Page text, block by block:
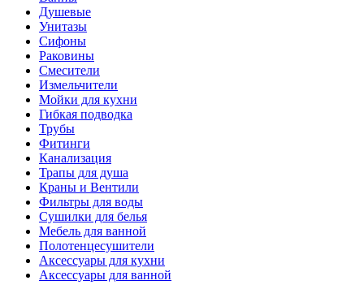
Душевые
Унитазы
Сифоны
Раковины
Смесители
Измельчители
Мойки для кухни
Гибкая подводка
Трубы
Фитинги
Канализация
Трапы для душа
Краны и Вентили
Фильтры для воды
Сушилки для белья
Мебель для ванной
Полотенцесушители
Аксессуары для кухни
Аксессуары для ванной